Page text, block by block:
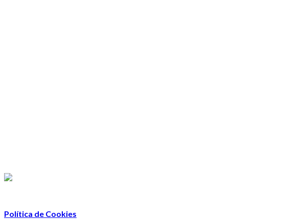
Política de Cookies